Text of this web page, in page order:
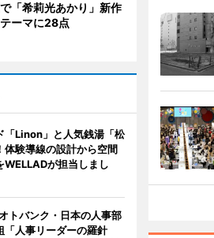
「希莉光あかり」新作
ーマに28点
「Linon」と人気銭湯「松
体験導線の設計から空間
WELLADが担当しまし
トバンク・日本の人事部
「人事リーダーの羅針